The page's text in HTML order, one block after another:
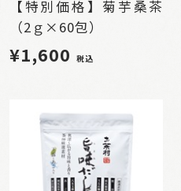
【特別価格】菊芋桑茶
（2ｇ×60包）
¥1,600 税込